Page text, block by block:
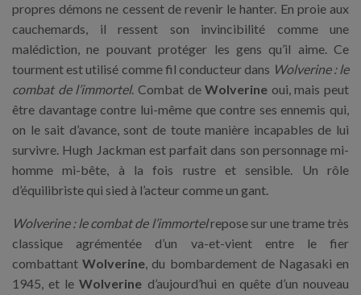
propres démons ne cessent de revenir le hanter. En proie aux
cauchemards, il ressent son invincibilité comme une
malédiction, ne pouvant protéger les gens qu’il aime. Ce
tourment est utilisé comme fil conducteur dans Wolverine : le
combat de l’immortel. Combat deWolverine oui, mais peut
être davantage contre lui-même que contre ses ennemis qui,
on le sait d’avance, sont de toute manière incapables de lui
survivre. Hugh Jackman est parfait dans son personnage mi-
homme mi-bête, à la fois rustre et sensible. Un rôle
d’équilibriste qui sied à l’acteur comme un gant.
Wolverine : le combat de l’immortelrepose sur une trame très
classique agrémentée d’un va-et-vient entre le fier
combattantWolverine, du bombardement de Nagasaki en
1945, et leWolverine d’aujourd’hui en quête d’un nouveau